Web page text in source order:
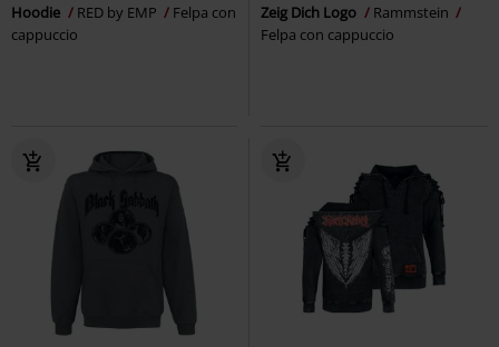
Hoodie RED by EMP
Felpa con
cappuccio
Zeig Dich Logo
Rammstein
Felpa con cappuccio